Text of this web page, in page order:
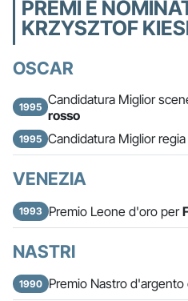
PREMI E
KRZYSZTOF
OSCAR
1995 Candidatura Miglior
rosso
1995 Candidatura Miglior
VENEZIA
1993 Premio Leone d'oro per
NASTRI
1990 Premio Nastro